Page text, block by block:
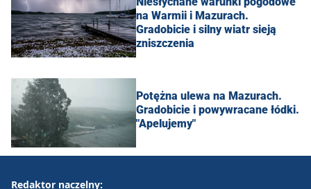
na Warmii i Mazurach.
Gradobicie i silny wiatr sieją
zniszczenia
Potężna ulewa na Mazurach.
Gradobicie i powywracane łódki.
"Apelujemy"
Redaktor naczelny: